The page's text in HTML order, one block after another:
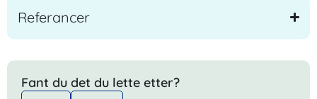
Referancer
Fant du det du lette etter?